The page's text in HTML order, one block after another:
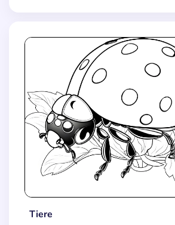
Tiere